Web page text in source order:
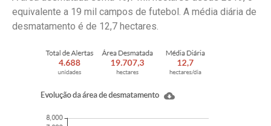
equivalente a 19 mil campos de futebol. A média diária de
desmatamento é de 12,7 hectares.